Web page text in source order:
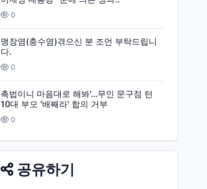
0
맹장염(충수염)겪으신 분 조언 부탁드립니
다.
0
촉법이니 마음대로 해봐'…무인 문구점 턴
10대 부모 '배째라' 합의 거부
0
공유하기